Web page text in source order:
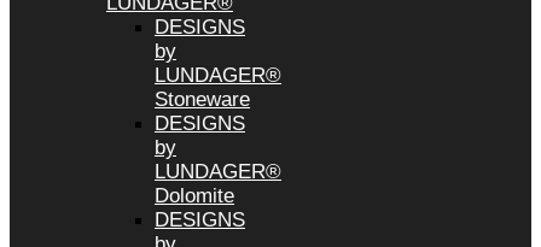
DESIGNS
by
LUNDAGER®
Stoneware
DESIGNS
by
LUNDAGER®
Dolomite
DESIGNS